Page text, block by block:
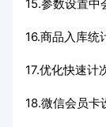
15.参数设置中
16.商品入库统
17.优化快速计
18.微信会员卡